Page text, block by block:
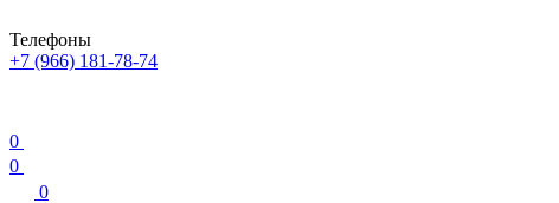
Телефоны
+7 (966) 181-78-74
0
0
0